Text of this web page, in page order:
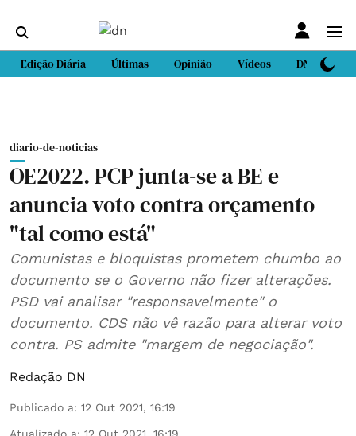
Edição Diária Últimas Opinião Vídeos DN Sport
diario-de-noticias
OE2022. PCP junta-se a BE e
anuncia voto contra orçamento
"tal como está"
Comunistas e bloquistas prometem chumbo ao
documento se o Governo não fizer alterações.
PSD vai analisar "responsavelmente" o
documento. CDS não vê razão para alterar voto
contra. PS admite "margem de negociação".
Redação DN
Publicado a: 12 Out 2021, 16:19